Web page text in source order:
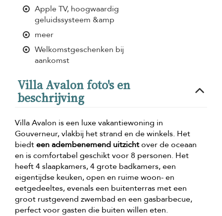
Apple TV, hoogwaardig
geluidssysteem &amp
meer
Welkomstgeschenken bij
aankomst
Villa Avalon foto's en
beschrijving
Villa Avalon is een luxe vakantiewoning in
Gouverneur, vlakbij het strand en de winkels. Het
biedteen adembenemend uitzichtover de oceaan
en is comfortabel geschikt voor 8 personen. Het
heeft 4 slaapkamers, 4 grote badkamers, een
eigentijdse keuken, open en ruime woon- en
eetgedeeltes, evenals een buitenterras met een
groot rustgevend zwembad en een gasbarbecue,
perfect voor gasten die buiten willen eten.